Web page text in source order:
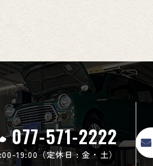
077-571-2222
19:00（定休日 : 金・土）